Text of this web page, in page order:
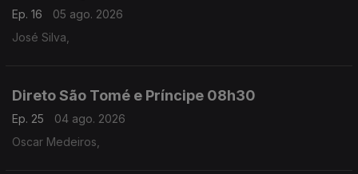
Ep. 16
05 ago. 2026
José Silva,
Direto São Tomé e Príncipe 08h30
Ep. 25
04 ago. 2026
Oscar Medeiros,